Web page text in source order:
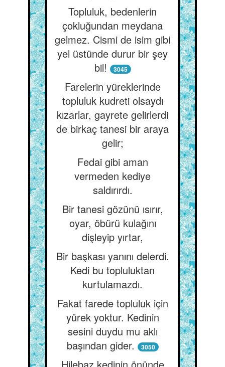
Topluluk, bedenlerin
çokluğundan meydana
gelmez. Cismi de isim gibi
yel üstünde durur bir şey
bil!
3045
Farelerin yüreklerinde
topluluk kudreti olsaydı
kızarlar, gayrete gelirlerdi
de birkaç tanesi bir araya
gelir;
Fedai gibi aman
vermeden kediye
saldırırdı.
Bir tanesi gözünü ısırır,
oyar, öbürü kulağını
dişleyip yırtar,
Bir başkası yanını delerdi.
Kedi bu topluluktan
kurtulamazdı.
Fakat farede topluluk için
yürek yoktur. Kedinin
sesini duydu mu aklı
başından gider.
3050